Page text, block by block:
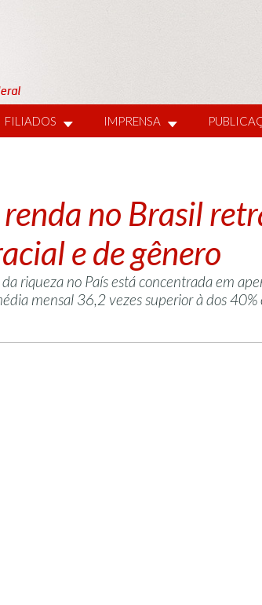
FILIADOS IMPRENSA
no Brasil
e de gênero
riqueza no País está concentrada em
mensal 36,2 vezes superior à dos 40%